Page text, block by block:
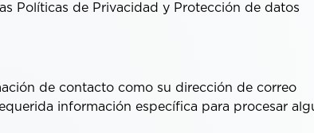
Políticas de Privacidad y Protección de datos
de contacto como su dirección de correo
información específica para procesar